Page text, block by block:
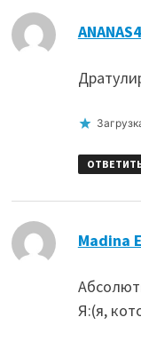
Madina
Я:(я,